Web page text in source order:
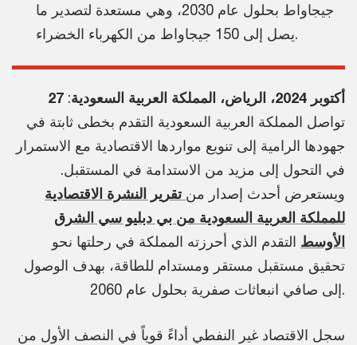
جيجاواط بحلول عام 2030، وهي مستعدة لتصدير ما
يصل إلى 150 جيجاواط من الكهرباء الخضراء.
27 أكتوبر 2024، الرياض، المملكة العربية السعودية
:
تواصل المملكة العربية السعودية التقدم بخطى ثابتة في
جهودها الرامية إلى تنويع مواردها الاقتصادية مع الاستمرار
في التحول إلى مزيد من الاستدامة في المستقبل.
ويستعرض أحدث إصدار من تقرير النشرة الاقتصادية
للمملكة العربية السعودية من بي دبليو سي الشرق
الأوسط التقدم الذي أحرزته المملكة في رحلتها نحو
تحقيق مستقبل مستقر ومستدام للطاقة، بهدف الوصول
إلى صافي انبعاثات صفرية بحلول عام 2060.
سجل الاقتصاد غير النفطي أداءً قوياً في النصف الأول من